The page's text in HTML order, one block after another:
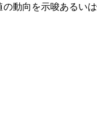
動向を示唆あるい